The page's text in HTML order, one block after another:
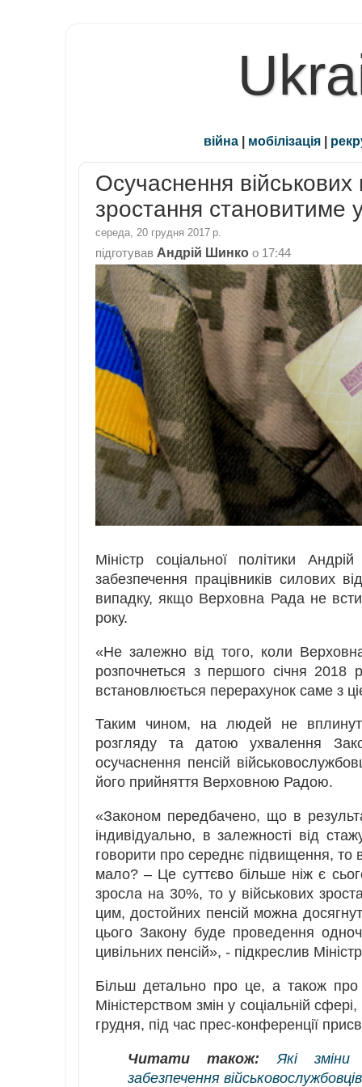
війна | мобілізація |
Осучаснення військових
зростання становитиме
середа, 20 грудня 2017 р.
підготував Андрій Шинко о 17:44
Міністр соціальної політики
забезпечення працівників силових
випадку, якщо Верховна Рада не
року.
«Не залежно від того, коли
розпочнеться з першого січня
встановлюється перерахунок саме з
Таким чином, на людей не
розгляду та датою ухвалення
осучаснення пенсій
його прийняття Верховною Радою.
«Законом передбачено, що в
індивідуально, в залежності від
говорити про середнє підвищення, то
мало? – Це суттєво більше ніж є
зросла на 30%, то у військових
цим, достойних пенсій можна
цього Закону буде проведення
цивільних пенсій», - підкреслив
Більш детально про це, а також
Міністерством змін у соціальній
грудня, під час прес-конференції
Читати також:
Які зміни
забезпечення